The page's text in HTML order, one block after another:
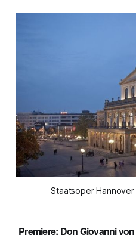
Staatsoper
Premiere: Don Giovannivon